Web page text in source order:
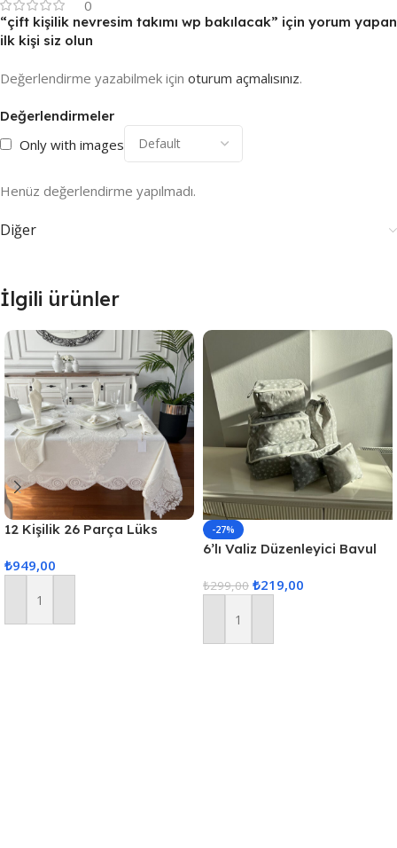
0
Değerlendirmeler
Only with images
Henüz değerlendirme yapılmadı.
“çift kişilik nevresim takımı wp bakılacak” için yorum yapan
ilk kişi siz olun
Değerlendirme yazabilmek için oturum açmalısınız.
Diğer
İlgili ürünler
12 Kişilik 26 Parça Lüks
Masa Örtüsü Seti
₺949,00
Sepete Ekle
-27%
6’lı Valiz Düzenleyici Bavul
Hurcu
₺299,00 ₺219,00
Sepete Ekle